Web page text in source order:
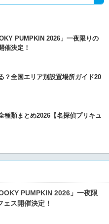
PUMPKIN 2026」一夜限りの
催決定！
？全国エリア別設置場所ガイド20
種類まとめ2026【名探偵プリキュ
PUMPKIN 2026」一夜限
ェス開催決定！